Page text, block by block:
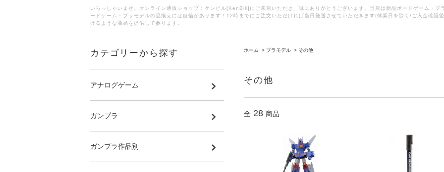
いらっしゃいませ。オンライン通販ショップ：ケンビル[KenBill]にご来店いただき、誠にありがとうございます。当店は新品ボードゲーム・プ
ードゲーム・プラモデルの品揃えには自信があります！12時までにご注文いただければ当日発送させていただきます(休業日を除く/ご入金確認
けるような商品を提供して参ります。
ホーム > プラモデル > その他
その他
全 28 商品
カテゴリーから探す
アナログゲーム
ガンプラ
ガンプラ作品別